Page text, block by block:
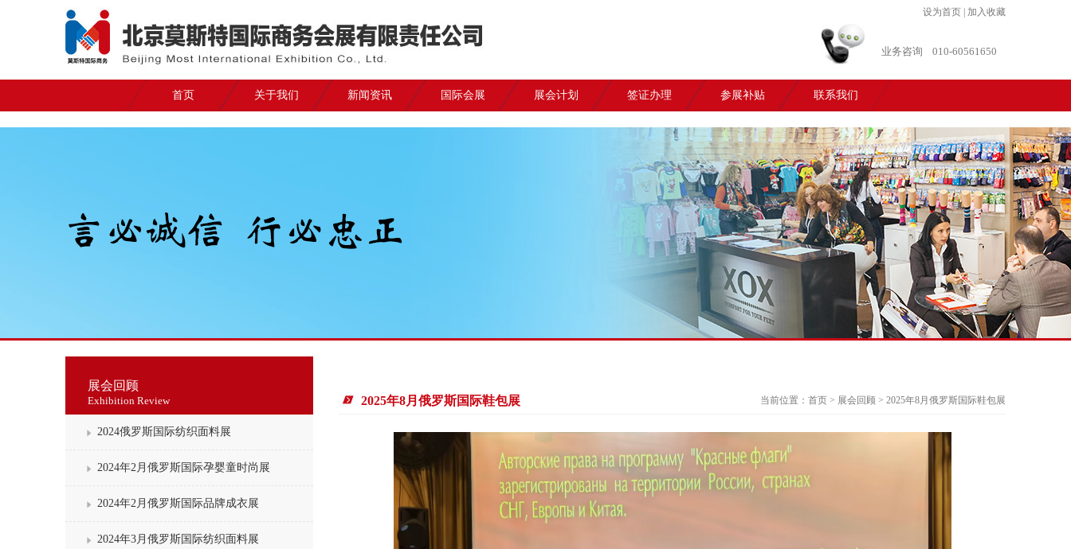
设为首页 加入收藏
业务咨询 010-60561650
首页 关于我们 新闻资讯 国际会展 展会计划 签证办理 参展补贴 联系我们
展会回顾
Exhibition Review
2024俄罗斯国际纺织面料展
2024年2月俄罗斯国际孕婴童时尚展
2024年2月俄罗斯国际品牌成衣展
2024年3月俄罗斯国际纺织面料展
当前位置： 首页 > 展会回顾 > 2025年8月俄罗斯国际鞋包展
2025年8月俄罗斯国际鞋包展